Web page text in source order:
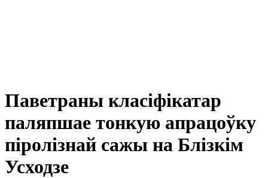
Паветраны класіфікатар
паляпшае тонкую апрацоўку
піролізнай сажы на Блізкім
Усходзе